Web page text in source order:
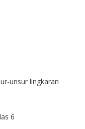
unsur lingkaran
6